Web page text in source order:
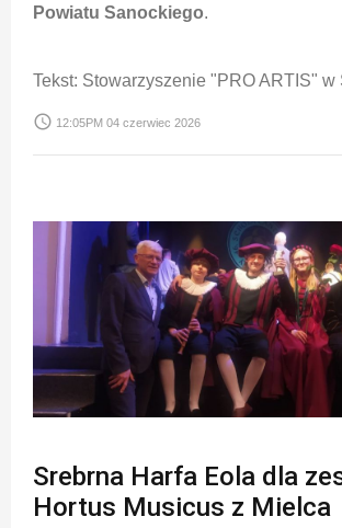
Powiatu Sanockiego.
Tekst: Stowarzyszenie "PRO ARTIS" w
access_time 12:05PM 04 czerwiec 2026
Srebrna Harfa Eola dla
Hortus Musicus z Mielca